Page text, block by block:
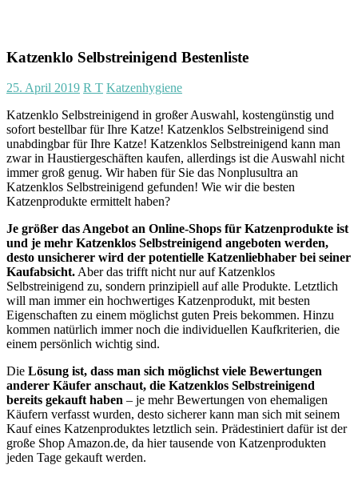
Katzenklo Selbstreinigend Bestenliste
25. April 2019 R T Katzenhygiene
Katzenklo Selbstreinigend in großer Auswahl, kostengünstig und
sofort bestellbar für Ihre Katze! Katzenklos Selbstreinigend sind
unabdingbar für Ihre Katze! Katzenklos Selbstreinigend kann man
zwar in Haustiergeschäften kaufen, allerdings ist die Auswahl nicht
immer groß genug. Wir haben für Sie das Nonplusultra an
Katzenklos Selbstreinigend gefunden! Wie wir die besten
Katzenprodukte ermittelt haben?
Je größer das Angebot an Online-Shops für Katzenprodukte ist
und je mehr Katzenklos Selbstreinigend angeboten werden,
desto unsicherer wird der potentielle Katzenliebhaber bei seiner
Kaufabsicht.Aber das trifft nicht nur auf Katzenklos
Selbstreinigend zu, sondern prinzipiell auf alle Produkte. Letztlich
will man immer ein hochwertiges Katzenprodukt, mit besten
Eigenschaften zu einem möglichst guten Preis bekommen. Hinzu
kommen natürlich immer noch die individuellen Kaufkriterien, die
einem persönlich wichtig sind.
Die Lösung ist, dass man sich möglichst viele Bewertungen
anderer Käufer anschaut, die Katzenklos Selbstreinigend
bereits gekauft haben – je mehr Bewertungen von ehemaligen
Käufern verfasst wurden, desto sicherer kann man sich mit seinem
Kauf eines Katzenproduktes letztlich sein. Prädestiniert dafür ist der
große Shop Amazon.de, da hier tausende von Katzenprodukten
jeden Tage gekauft werden.